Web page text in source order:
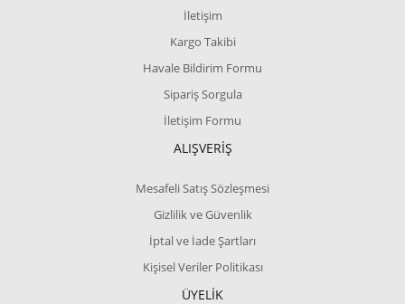
İletişim
Kargo Takibi
Havale Bildirim Formu
Sipariş Sorgula
İletişim Formu
ALIŞVERİŞ
Mesafeli Satış Sözleşmesi
Gizlilik ve Güvenlik
İptal ve İade Şartları
Kişisel Veriler Politikası
ÜYELİK